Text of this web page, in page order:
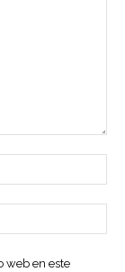
web en este